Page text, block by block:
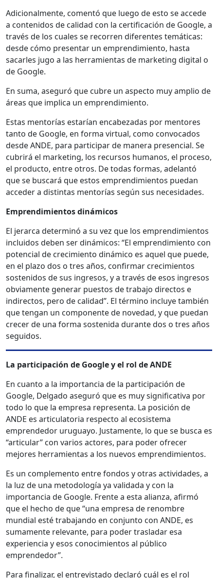
Adicionalmente, comentó que luego de esto se accede
a contenidos de calidad con la certificación de Google, a
través de los cuales se recorren diferentes temáticas:
desde cómo presentar un emprendimiento, hasta
sacarles jugo a las herramientas de marketing digital o
de Google.
En suma, aseguró que cubre un aspecto muy amplio de
áreas que implica un emprendimiento.
Estas mentorías estarían encabezadas por mentores
tanto de Google, en forma virtual, como convocados
desde ANDE, para participar de manera presencial. Se
cubrirá el marketing, los recursos humanos, el proceso,
el producto, entre otros. De todas formas, adelantó
que se buscará que estos emprendimientos puedan
acceder a distintas mentorías según sus necesidades.
Emprendimientos dinámicos
El jerarca determinó a su vez que los emprendimientos
incluidos deben ser dinámicos: “El emprendimiento con
potencial de crecimiento dinámico es aquel que puede,
en el plazo dos o tres años, confirmar crecimientos
sostenidos de sus ingresos, y a través de esos ingresos
obviamente generar puestos de trabajo directos e
indirectos, pero de calidad”. El término incluye también
que tengan un componente de novedad, y que puedan
crecer de una forma sostenida durante dos o tres años
seguidos.
La participación de Google y el rol de ANDE
En cuanto a la importancia de la participación de
Google, Delgado aseguró que es muy significativa por
todo lo que la empresa representa. La posición de
ANDE es articulatoria respecto al ecosistema
emprendedor uruguayo. Justamente, lo que se busca es
“articular” con varios actores, para poder ofrecer
mejores herramientas a los nuevos emprendimientos.
Es un complemento entre fondos y otras actividades, a
la luz de una metodología ya validada y con la
importancia de Google. Frente a esta alianza, afirmó
que el hecho de que “una empresa de renombre
mundial esté trabajando en conjunto con ANDE, es
sumamente relevante, para poder trasladar esa
experiencia y esos conocimientos al público
emprendedor”.
Para finalizar, el entrevistado declaró cuál es el rol